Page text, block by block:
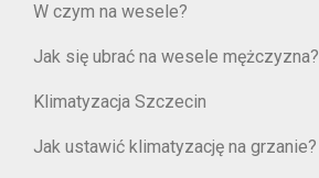
W czym na wesele?
Jak się ubrać na wesele mężczyzna?
Klimatyzacja Szczecin
Jak ustawić klimatyzację na grzanie?